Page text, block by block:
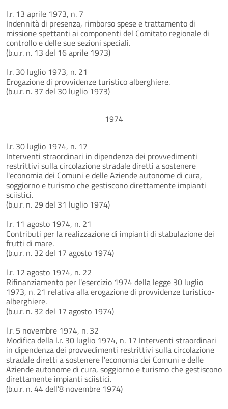
l.r. 13 aprile 1973, n. 7
Indennità di presenza, rimborso spese e trattamento di
missione spettanti ai componenti del Comitato regionale di
controllo e delle sue sezioni speciali.
(b.u.r. n. 13 del 16 aprile 1973)
l.r. 30 luglio 1973, n. 21
Erogazione di provvidenze turistico alberghiere.
(b.u.r. n. 37 del 30 luglio 1973)
1974
l.r. 30 luglio 1974, n. 17
Interventi straordinari in dipendenza dei provvedimenti
restrittivi sulla circolazione stradale diretti a sostenere
l'economia dei Comuni e delle Aziende autonome di cura,
soggiorno e turismo che gestiscono direttamente impianti
sciistici.
(b.u.r. n. 29 del 31 luglio 1974)
l.r. 11 agosto 1974, n. 21
Contributi per la realizzazione di impianti di stabulazione dei
frutti di mare.
(b.u.r. n. 32 del 17 agosto 1974)
l.r. 12 agosto 1974, n. 22
Rifinanziamento per l'esercizio 1974 della legge 30 luglio
1973, n. 21 relativa alla erogazione di provvidenze turistico-
alberghiere.
(b.u.r. n. 32 del 17 agosto 1974)
l.r. 5 novembre 1974, n. 32
Modifica della l.r. 30 luglio 1974, n. 17 Interventi straordinari
in dipendenza dei provvedimenti restrittivi sulla circolazione
stradale diretti a sostenere l'economia dei Comuni e delle
Aziende autonome di cura, soggiorno e turismo che gestiscono
direttamente impianti sciistici.
(b.u.r. n. 44 dell'8 novembre 1974)